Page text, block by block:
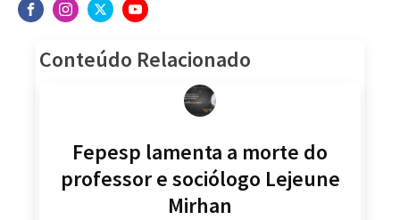
Conteúdo Relacionado
Fepesp lamenta a morte do
professor e sociólogo Lejeune
Mirhan